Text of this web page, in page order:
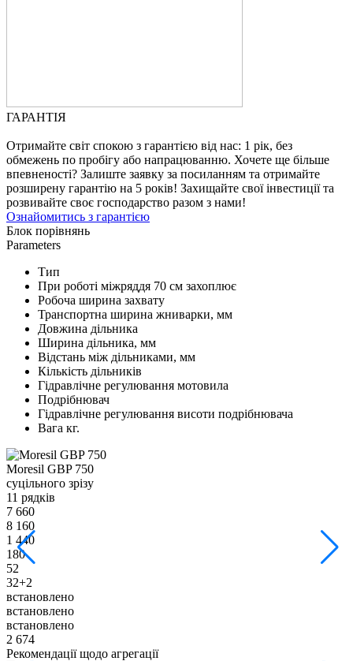
ГАРАНТІЯ
Отримайте світ спокою з гарантією від нас: 1 рік, без
обмежень по пробігу або напрацюванню. Хочете ще більше
впевненості? Залиште заявку за посиланням та отримайте
розширену гарантію на 5 років! Захищайте свої інвестиції та
розвивайте своє господарство разом з нами!
Ознайомитись з гарантією
Блок порівнянь
Parameters
Тип
При роботі міжряддя 70 см захоплює
Робоча ширина захвату
Транспортна ширина жниварки, мм
Довжина дільника
Ширина дільника, мм
Відстань між дільниками, мм
Кількість дільників
Гідравлічне регулювання мотовила
Подрібнювач
Гідравлічне регулювання висоти подрібнювача
Вага кг.
Moresil GBP 750
суцільного зрізу
11 рядків
7 660
8 160
1 440
180
52
32+2
встановлено
встановлено
встановлено
2 674
Рекомендації щодо агрегації